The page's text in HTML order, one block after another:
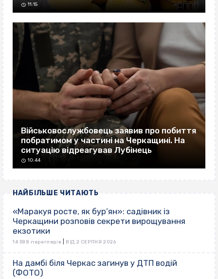
11:15
Військовослужбовець заявив про побиття
побратимом у частині на Черкащині. На
ситуацію відреагував Лубінець
10:44
НАЙБІЛЬШЕ ЧИТАЮТЬ
«Маракуя росте, як бур’ян»: садівник із
Черкащини розповів секрети вирощування
екзотики
14 388 переглядів ВІД 2 СЕРПНЯ 2026
На дамбі біля Черкас загинув у ДТП водій
(ФОТО)